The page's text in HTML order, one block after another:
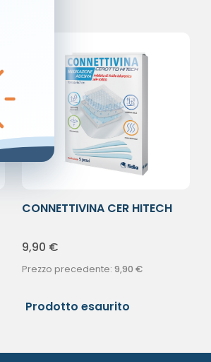
CONNETTIVINA CER HITECH
9,90 €
Prezzo precedente: 9,90 €
Prodotto esaurito